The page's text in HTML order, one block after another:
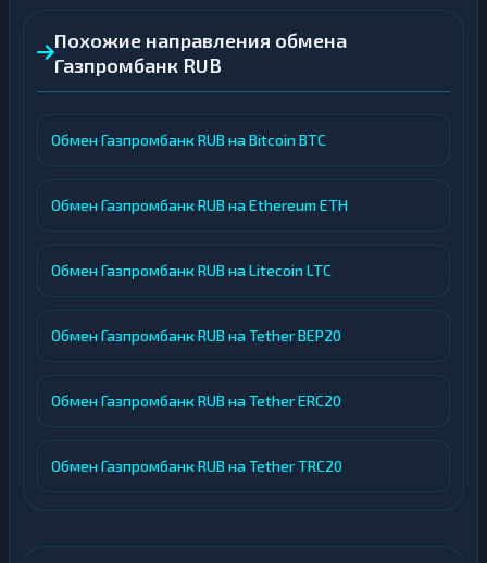
Похожие направления обмена
Газпромбанк RUB
Обмен Газпромбанк RUB на Bitcoin BTC
Обмен Газпромбанк RUB на Ethereum ETH
Обмен Газпромбанк RUB на Litecoin LTC
Обмен Газпромбанк RUB на Tether BEP20
Обмен Газпромбанк RUB на Tether ERC20
Обмен Газпромбанк RUB на Tether TRC20